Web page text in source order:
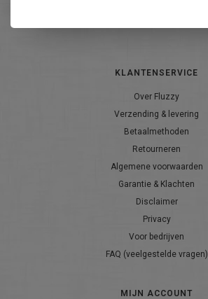
KLANTENSERVICE
Over Fluzzy
Verzending & levering
Betaalmethoden
Retourneren
Algemene voorwaarden
Garantie & Klachten
Disclaimer
Privacy
Voor bedrijven
FAQ (veelgestelde vragen)
MIJN ACCOUNT